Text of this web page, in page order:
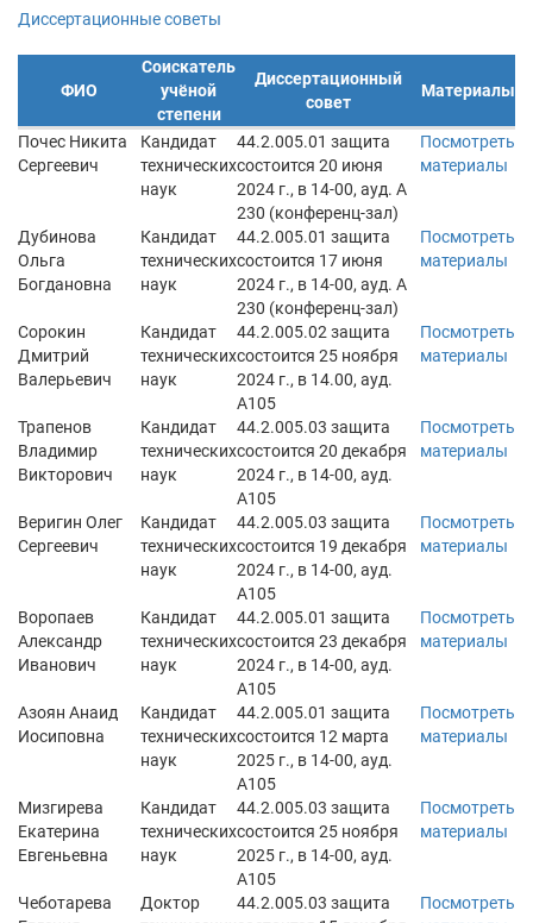
Диссертационные советы
ФИО
Соискатель
учёной
степени
Диссертационный
совет
Материалы
Почес Никита
Сергеевич
Кандидат
технических
наук
44.2.005.01 защита
состоится 20 июня
2024 г., в 14-00, ауд. А
230 (конференц-зал)
Посмотреть
материалы
Дубинова
Ольга
Богдановна
Кандидат
технических
наук
44.2.005.01 защита
состоится 17 июня
2024 г., в 14-00, ауд. А
230 (конференц-зал)
Посмотреть
материалы
Сорокин
Дмитрий
Валерьевич
Кандидат
технических
наук
44.2.005.02 защита
состоится 25 ноября
2024 г., в 14.00, ауд.
А105
Посмотреть
материалы
Трапенов
Владимир
Викторович
Кандидат
технических
наук
44.2.005.03 защита
состоится 20 декабря
2024 г., в 14-00, ауд.
А105
Посмотреть
материалы
Веригин Олег
Сергеевич
Кандидат
технических
наук
44.2.005.03 защита
состоится 19 декабря
2024 г., в 14-00, ауд.
А105
Посмотреть
материалы
Воропаев
Александр
Иванович
Кандидат
технических
наук
44.2.005.01 защита
состоится 23 декабря
2024 г., в 14-00, ауд.
А105
Посмотреть
материалы
Азоян Анаид
Иосиповна
Кандидат
технических
наук
44.2.005.01 защита
состоится 12 марта
2025 г., в 14-00, ауд.
А105
Посмотреть
материалы
Мизгирева
Екатерина
Евгеньевна
Кандидат
технических
наук
44.2.005.03 защита
состоится 25 ноября
2025 г., в 14-00, ауд.
А105
Посмотреть
материалы
Чеботарева
Доктор
44.2.005.03 защита
Посмотреть